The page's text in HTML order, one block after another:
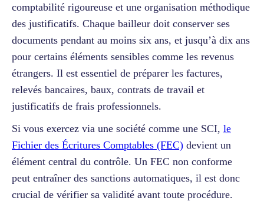
comptabilité rigoureuse et une organisation méthodique
des justificatifs. Chaque bailleur doit conserver ses
documents pendant au moins six ans, et jusqu’à dix ans
pour certains éléments sensibles comme les revenus
étrangers. Il est essentiel de préparer les factures,
relevés bancaires, baux, contrats de travail et
justificatifs de frais professionnels.
Si vous exercez via une société comme une SCI, le
Fichier des Écritures Comptables (FEC) devient un
élément central du contrôle. Un FEC non conforme
peut entraîner des sanctions automatiques, il est donc
crucial de vérifier sa validité avant toute procédure.